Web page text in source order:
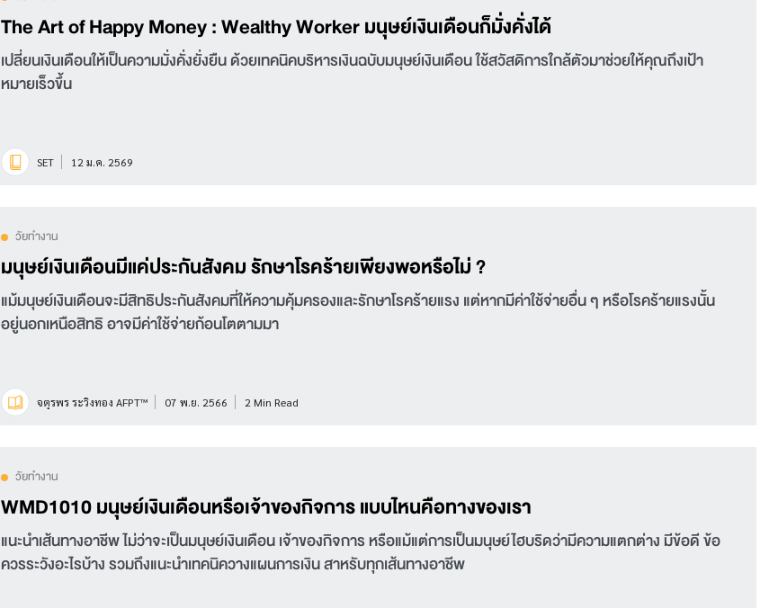
The Art of Happy Money : Wealthy Worker มนุษย์เงินเดือนก็มั่งคั่งได้
เปลี่ยนเงินเดือนให้เป็นความมั่งคั่งยั่งยืน ด้วยเทคนิคบริหารเงินฉบับมนุษย์เงินเดือน ใช้สวัสดิการใกล้ตัวมาช่วยให้คุณถึงเป้า
หมายเร็วขึ้น
SET 12 ม.ค. 2569
วัยทำงาน
มนุษย์เงินเดือนมีแค่ประกันสังคม รักษาโรคร้ายเพียงพอหรือไม่ ?
แม้มนุษย์เงินเดือนจะมีสิทธิประกันสังคมที่ให้ความคุ้มครองและรักษาโรคร้ายแรง แต่หากมีค่าใช้จ่ายอื่น ๆ หรือโรคร้ายแรงนั้น
อยู่นอกเหนือสิทธิ อาจมีค่าใช้จ่ายก้อนโตตามมา
จตุรพร ระวิงทอง AFPT™ 07 พ.ย. 2566 2 Min Read
วัยทำงาน
WMD1010 มนุษย์เงินเดือนหรือเจ้าของกิจการ แบบไหนคือทางของเรา
แนะนำเส้นทางอาชีพ ไม่ว่าจะเป็นมนุษย์เงินเดือน เจ้าของกิจการ หรือแม้แต่การเป็นมนุษย์ไฮบริดว่ามีความแตกต่าง มีข้อดี ข้อ
ควรระวังอะไรบ้าง รวมถึงแนะนำเทคนิควางแผนการเงิน สาหรับทุกเส้นทางอาชีพ